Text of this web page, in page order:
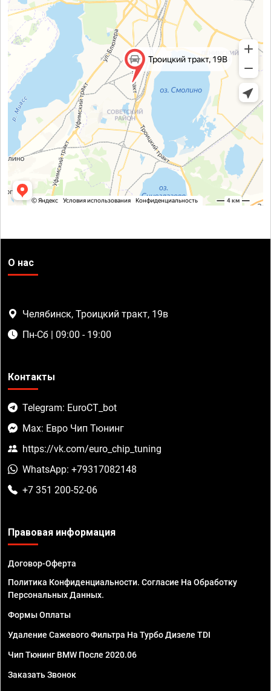
О нас
Челябинск, Троицкий тракт, 19в
Пн-Сб | 09:00 - 19:00
Контакты
Telegram: EuroCT_bot
Max: Евро Чип Тюнинг
https://vk.com/euro_chip_tuning
WhatsApp: +79317082148
+7 351 200-52-06
Правовая информация
Договор-Оферта
Политика Конфиденциальности. Согласие На Обработку
Персональных Данных.
Формы Оплаты
Удаление Сажевого Фильтра На Турбо Дизеле TDI
Чип Тюнинг BMW После 2020.06
Заказать Звонок